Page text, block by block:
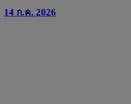
14 ก.ค. 2026